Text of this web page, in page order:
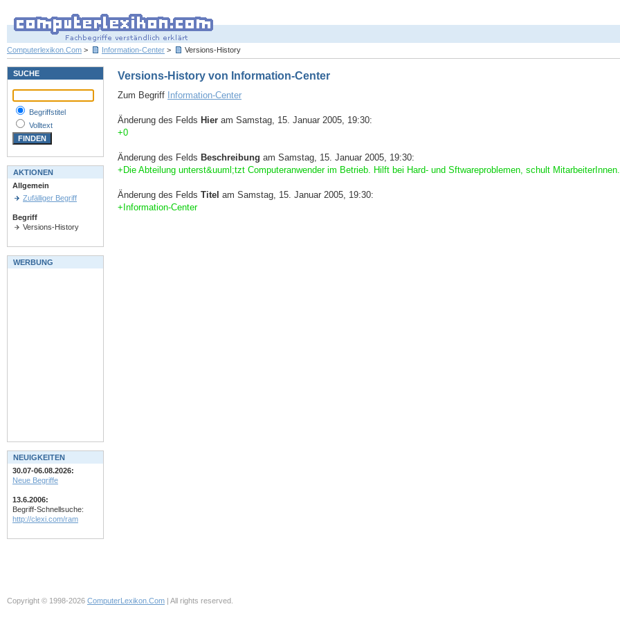
Computerlexikon.Com > Information-Center > Versions-History
Versions-History von Information-Center
Zum Begriff Information-Center
Änderung des Felds Hier am Samstag, 15. Januar 2005, 19:30:
+0
Änderung des Felds Beschreibung am Samstag, 15. Januar 2005, 19:30:
+Die Abteilung unterst&uuml;tzt Computeranwender im Betrieb. Hilft bei Hard- und Sftwareproblemen, schult MitarbeiterInnen.
Änderung des Felds Titel am Samstag, 15. Januar 2005, 19:30:
+Information-Center
SUCHE
Begriffstitel
Volltext
AKTIONEN
Allgemein
Zufälliger Begriff
Begriff
Versions-History
WERBUNG
NEUIGKEITEN
30.07-06.08.2026:
Neue Begriffe
13.6.2006:
Begriff-Schnellsuche:
http://clexi.com/ram
Copyright © 1998-2026 ComputerLexikon.Com | All rights reserved.